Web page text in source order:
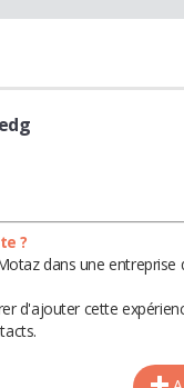
?
dans une
d'ajouter cette